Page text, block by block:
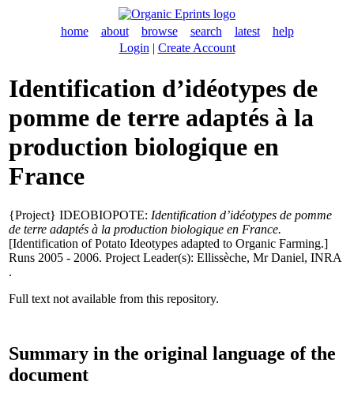
home about browse search latest
help
Login | Create Account
Identification d’idéotypes de
pomme de terre adaptés à la
production biologique en
France
{Project} IDEOBIOPOTE: Identification d’idéotypes de pomme
de terre adaptés à la production biologique en France.
[Identification of Potato Ideotypes adapted to Organic Farming.]
Runs 2005 - 2006. Project Leader(s): Ellissèche, Mr Daniel, INRA
.
Full text not available from this repository.
Summary in the original language of the
document